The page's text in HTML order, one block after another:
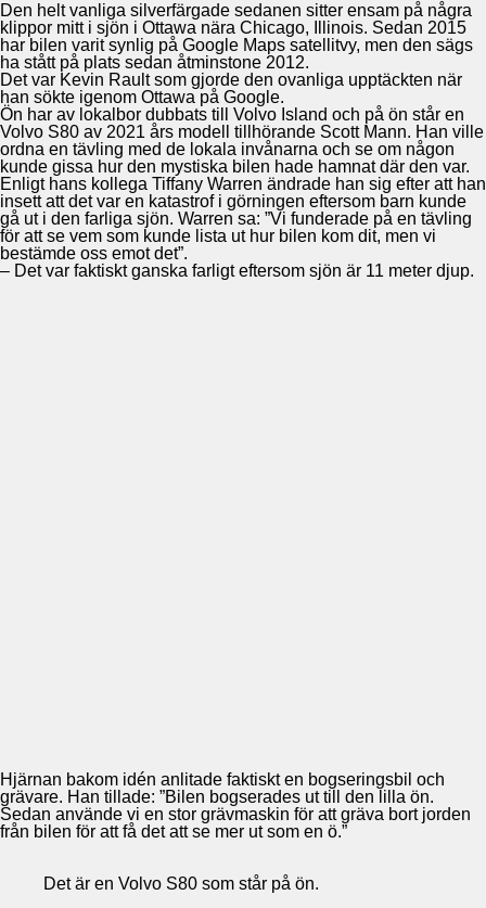
Den helt vanliga silverfärgade sedanen sitter ensam på några
klippor mitt i sjön i Ottawa nära Chicago, Illinois. Sedan 2015
har bilen varit synlig på Google Maps satellitvy, men den sägs
ha stått på plats sedan åtminstone 2012.
Det var Kevin Rault som gjorde den ovanliga upptäckten när
han sökte igenom Ottawa på Google.
Ön har av lokalbor dubbats till Volvo Island och på ön står en
Volvo S80 av 2021 års modell tillhörande Scott Mann. Han ville
ordna en tävling med de lokala invånarna och se om någon
kunde gissa hur den mystiska bilen hade hamnat där den var.
Enligt hans kollega Tiffany Warren ändrade han sig efter att han
insett att det var en katastrof i görningen eftersom barn kunde
gå ut i den farliga sjön. Warren sa: ”Vi funderade på en tävling
för att se vem som kunde lista ut hur bilen kom dit, men vi
bestämde oss emot det”.
– Det var faktiskt ganska farligt eftersom sjön är 11 meter djup.
Hjärnan bakom idén anlitade faktiskt en bogseringsbil och
grävare. Han tillade: ”Bilen bogserades ut till den lilla ön.
Sedan använde vi en stor grävmaskin för att gräva bort jorden
från bilen för att få det att se mer ut som en ö.”
Det är en Volvo S80 som står på ön.